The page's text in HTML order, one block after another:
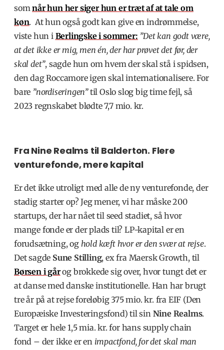
somnår hun her siger hun er træt af at tale om
køn. At hun også godt kan give en indrømmelse,
viste hun i Berlingske i sommer: ”Det kan godt være,
at det ikke er mig, men én, der har prøvet det før, der
skal det”, sagde hun om hvem der skal stå i spidsen,
den dag Roccamore igen skal internationalisere. For
bare ”nordiseringen”til Oslo slog big time fejl, så
2023 regnskabet blødte 7,7 mio. kr.
Fra Nine Realms til Balderton. Flere
venturefonde, mere kapital
Er det ikke utroligt med alle de ny venturefonde, der
stadig starter op? Jeg mener, vi har måske 200
startups, der har nået til seed stadiet, så hvor
mange fonde er der plads til? LP-kapital er en
forudsætning, og hold kæft hvor er den svær at rejse.
Det sagde Sune Stilling, ex fra Maersk Growth, til
Børsen i gårog brokkede sig over, hvor tungt det er
at danse med danske institutionelle. Han har brugt
tre år på at rejse foreløbig 375 mio. kr. fra EIF (Den
Europæiske Investeringsfond) til sin Nine Realms.
Target er hele 1,5 mia. kr. for hans supply chain
fond – der ikke er enimpactfond, for det skal man